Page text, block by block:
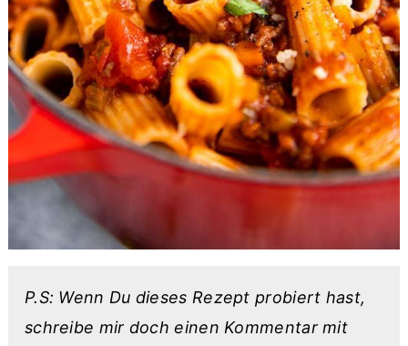
P.S: Wenn Du dieses Rezept probiert hast,
schreibe mir doch einen Kommentar mit